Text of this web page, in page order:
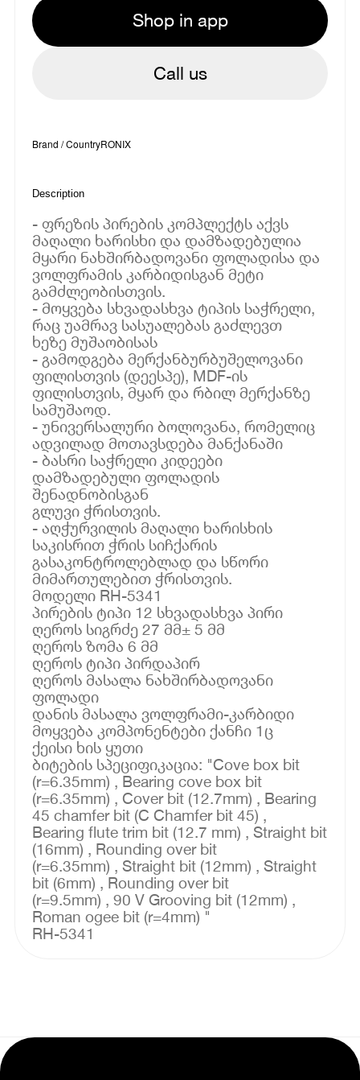
Shop in app
Call us
Brand / CountryRONIX
Description
- ფრეზის პირების კომპლექტს აქვს
მაღალი ხარისხი და დამზადებულია
მყარი ნახშირბადოვანი ფოლადისა და
ვოლფრამის კარბიდისგან მეტი
გამძლეობისთვის.
- მოყვება სხვადასხვა ტიპის საჭრელი,
რაც უამრავ სასუალებას გაძლევთ
ხეზე მუშაობისას
- გამოდგება მერქანბურბუშელოვანი
ფილისთვის (დეესპე), MDF-ის
ფილისთვის, მყარ და რბილ მერქანზე
სამუშაოდ.
- უნივერსალური ბოლოვანა, რომელიც
ადვილად მოთავსდება მანქანაში
- ბასრი საჭრელი კიდეები
დამზადებული ფოლადის
შენადნობისგან
გლუვი ჭრისთვის.
- აღჭურვილის მაღალი ხარისხის
საკისრით ჭრის სიჩქარის
გასაკონტროლებლად და სწორი
მიმართულებით ჭრისთვის.
მოდელი RH-5341
პირების ტიპი 12 სხვადასხვა პირი
ღეროს სიგრძე 27 მმ± 5 მმ
ღეროს ზომა 6 მმ
ღეროს ტიპი პირდაპირ
ღეროს მასალა ნახშირბადოვანი
ფოლადი
დანის მასალა ვოლფრამი-კარბიდი
მოყვება კომპონენტები ქანჩი 1ც
ქეისი ხის ყუთი
ბიტების სპეციფიკაცია: "Cove box bit
(r=6.35mm) , Bearing cove box bit
(r=6.35mm) , Cover bit (12.7mm) , Bearing
45 chamfer bit (C Chamfer bit 45) ,
Bearing flute trim bit (12.7 mm) , Straight bit
(16mm) , Rounding over bit
(r=6.35mm) , Straight bit (12mm) , Straight
bit (6mm) , Rounding over bit
(r=9.5mm) , 90 V Grooving bit (12mm) ,
Roman ogee bit (r=4mm) "
RH-5341